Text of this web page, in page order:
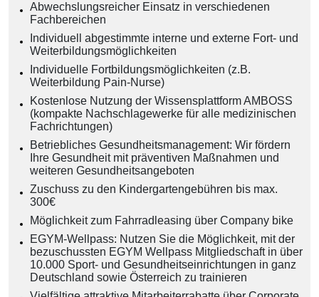
Abwechslungsreicher Einsatz in verschiedenen
Fachbereichen
Individuell abgestimmte interne und externe Fort- und
Weiterbildungsmöglichkeiten
Individuelle Fortbildungsmöglichkeiten (z.B.
Weiterbildung Pain-Nurse)
Kostenlose Nutzung der Wissensplattform AMBOSS
(kompakte Nachschlagewerke für alle medizinischen
Fachrichtungen)
Betriebliches Gesundheitsmanagement: Wir fördern
Ihre Gesundheit mit präventiven Maßnahmen und
weiteren Gesundheitsangeboten
Zuschuss zu den Kindergartengebühren bis max.
300€
Möglichkeit zum Fahrradleasing über Company bike
EGYM-Wellpass: Nutzen Sie die Möglichkeit, mit der
bezuschussten EGYM Wellpass Mitgliedschaft in über
10.000 Sport- und Gesundheitseinrichtungen in ganz
Deutschland sowie Österreich zu trainieren